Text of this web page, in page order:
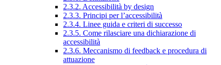
2.3.2. Accessibilità by design
2.3.3. Principi per l’accessibilità
2.3.4. Linee guida e criteri di successo
2.3.5. Come rilasciare una dichiarazione di
accessibilità
2.3.6. Meccanismo di feedback e procedura di
attuazione